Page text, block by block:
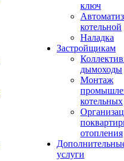
ключ
котельной
Наладка
Застройщикам
дымоходы
Монтаж
котельных
отопления
услуги